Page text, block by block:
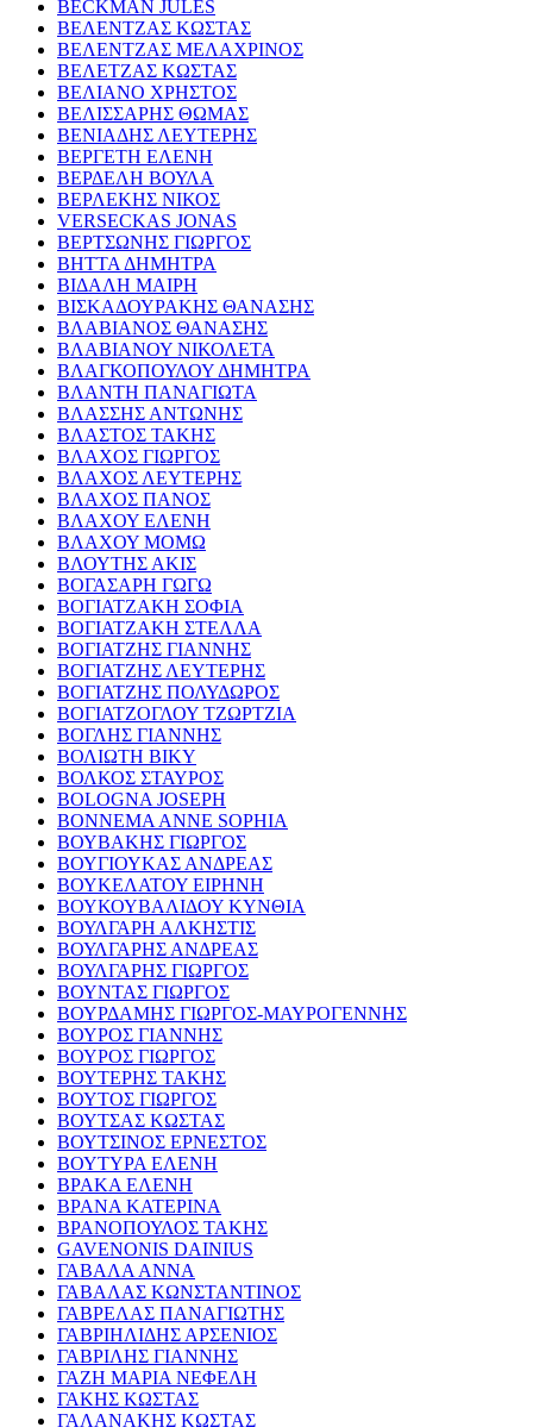
BECKMAN JULES
ΒΕΛΕΝΤΖΑΣ ΚΩΣΤΑΣ
ΒΕΛΕΝΤΖΑΣ ΜΕΛΑΧΡΙΝΟΣ
ΒΕΛΕΤΖΑΣ ΚΩΣΤΑΣ
ΒΕΛΙΑΝΟ ΧΡΗΣΤΟΣ
ΒΕΛΙΣΣΑΡΗΣ ΘΩΜΑΣ
ΒΕΝΙΑΔΗΣ ΛΕΥΤΕΡΗΣ
ΒΕΡΓΕΤΗ ΕΛΕΝΗ
ΒΕΡΔΕΛΗ ΒΟΥΛΑ
ΒΕΡΛΕΚΗΣ ΝΙΚΟΣ
VERSECKAS JONAS
ΒΕΡΤΣΩΝΗΣ ΓΙΩΡΓΟΣ
ΒΗΤΤΑ ΔΗΜΗΤΡΑ
ΒΙΔΑΛΗ ΜΑΙΡΗ
ΒΙΣΚΑΔΟΥΡΑΚΗΣ ΘΑΝΑΣΗΣ
ΒΛΑΒΙΑΝΟΣ ΘΑΝΑΣΗΣ
ΒΛΑΒΙΑΝΟΥ ΝΙΚΟΛΕΤΑ
ΒΛΑΓΚΟΠΟΥΛΟΥ ΔΗΜΗΤΡΑ
ΒΛΑΝΤΗ ΠΑΝΑΓΙΩΤΑ
ΒΛΑΣΣΗΣ ΑΝΤΩΝΗΣ
ΒΛΑΣΤΟΣ ΤΑΚΗΣ
ΒΛΑΧΟΣ ΓΙΩΡΓΟΣ
ΒΛΑΧΟΣ ΛΕΥΤΕΡΗΣ
ΒΛΑΧΟΣ ΠΑΝΟΣ
ΒΛΑΧΟΥ ΕΛΕΝΗ
ΒΛΑΧΟΥ ΜΟΜΩ
ΒΛΟΥΤΗΣ ΑΚΙΣ
ΒΟΓΑΣΑΡΗ ΓΩΓΩ
ΒΟΓΙΑΤΖΑΚΗ ΣΟΦΙΑ
ΒΟΓΙΑΤΖΑΚΗ ΣΤΕΛΛΑ
ΒΟΓΙΑΤΖΗΣ ΓΙΑΝΝΗΣ
ΒΟΓΙΑΤΖΗΣ ΛΕΥΤΕΡΗΣ
ΒΟΓΙΑΤΖΗΣ ΠΟΛΥΔΩΡΟΣ
ΒΟΓΙΑΤΖΟΓΛΟΥ ΤΖΩΡΤΖΙΑ
ΒΟΓΛΗΣ ΓΙΑΝΝΗΣ
ΒΟΛΙΩΤΗ ΒΙΚΥ
ΒΟΛΚΟΣ ΣΤΑΥΡΟΣ
BOLOGNA JOSEPH
BONNEMA ANNE SOPHIA
ΒΟΥΒΑΚΗΣ ΓΙΩΡΓΟΣ
ΒΟΥΓΙΟΥΚΑΣ ΑΝΔΡΕΑΣ
ΒΟΥΚΕΛΑΤΟΥ ΕΙΡΗΝΗ
ΒΟΥΚΟΥΒΑΛΙΔΟΥ ΚΥΝΘΙΑ
ΒΟΥΛΓΑΡΗ ΑΛΚΗΣΤΙΣ
ΒΟΥΛΓΑΡΗΣ ΑΝΔΡΕΑΣ
ΒΟΥΛΓΑΡΗΣ ΓΙΩΡΓΟΣ
ΒΟΥΝΤΑΣ ΓΙΩΡΓΟΣ
ΒΟΥΡΔΑΜΗΣ ΓΙΩΡΓΟΣ-ΜΑΥΡΟΓΕΝΝΗΣ
ΒΟΥΡΟΣ ΓΙΑΝΝΗΣ
ΒΟΥΡΟΣ ΓΙΩΡΓΟΣ
ΒΟΥΤΕΡΗΣ ΤΑΚΗΣ
ΒΟΥΤΟΣ ΓΙΩΡΓΟΣ
ΒΟΥΤΣΑΣ ΚΩΣΤΑΣ
ΒΟΥΤΣΙΝΟΣ ΕΡΝΕΣΤΟΣ
ΒΟΥΤΥΡΑ ΕΛΕΝΗ
ΒΡΑΚΑ ΕΛΕΝΗ
ΒΡΑΝΑ ΚΑΤΕΡΙΝΑ
ΒΡΑΝΟΠΟΥΛΟΣ ΤΑΚΗΣ
GAVENONIS DAINIUS
ΓΑΒΑΛΑ ΑΝΝΑ
ΓΑΒΑΛΑΣ ΚΩΝΣΤΑΝΤΙΝΟΣ
ΓΑΒΡΕΛΑΣ ΠΑΝΑΓΙΩΤΗΣ
ΓΑΒΡΙΗΛΙΔΗΣ ΑΡΣΕΝΙΟΣ
ΓΑΒΡΙΛΗΣ ΓΙΑΝΝΗΣ
ΓΑΖΗ ΜΑΡΙΑ ΝΕΦΕΛΗ
ΓΑΚΗΣ ΚΩΣΤΑΣ
ΓΑΛΑΝΑΚΗΣ ΚΩΣΤΑΣ